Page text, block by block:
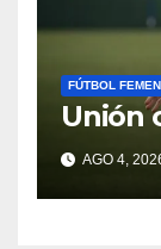
FÚTBOL
Unión
AGO 4,